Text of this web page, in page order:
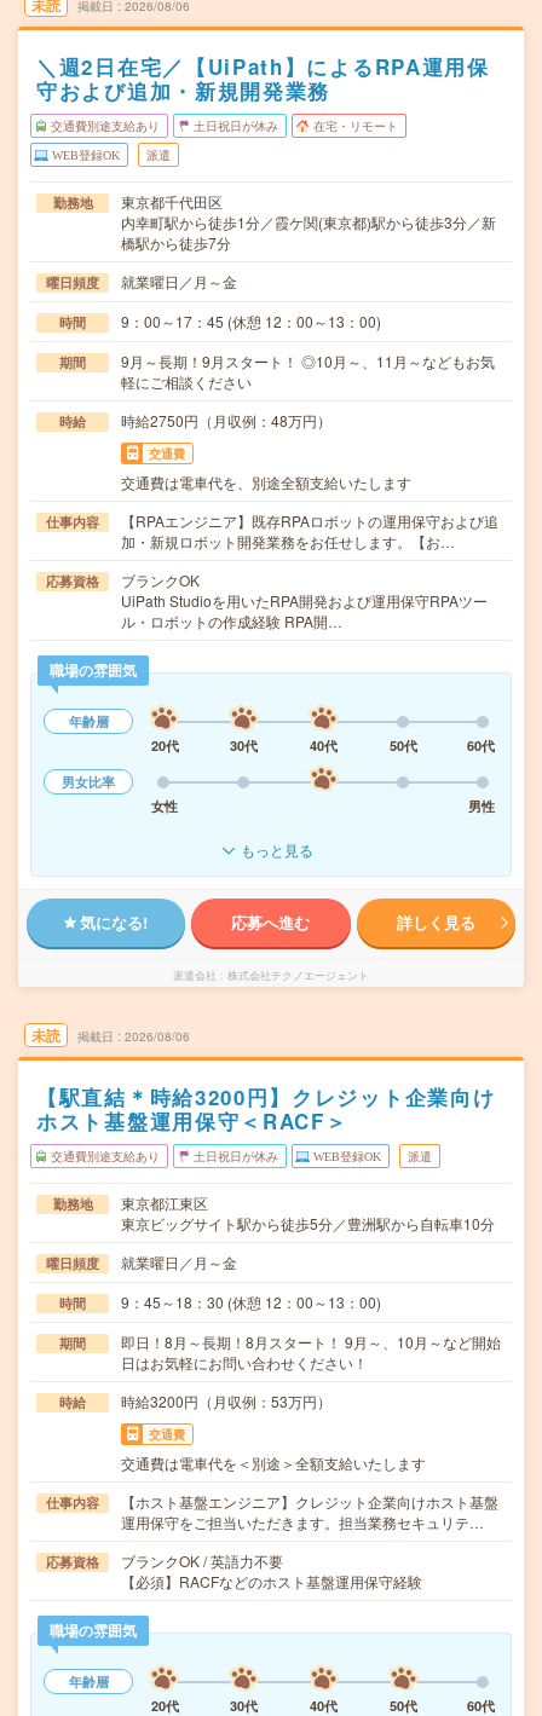
未読 掲載日 2026/08/06
＼週2日在宅／【UiPath】によるRPA運用保
守および追加・新規開発業務
交通費別途支給あり 土日祝日が休み 在宅・リモート
WEB登録OK 派遣
勤務地
東京都千代田区
内幸町駅から徒歩1分／霞ケ関(東京都)駅から徒歩3分／新
橋駅から徒歩7分
曜日頻度 就業曜日／月～金
時間 9：00～17：45 (休憩 12：00～13：00)
期間
9月～長期！9月スタート！ ◎10月～、11月～などもお気
軽にご相談ください
時給 時給2750円（月収例：48万円）
交通費
交通費は電車代を、別途全額支給いたします
仕事内容
【RPAエンジニア】既存RPAロボットの運用保守および追
加・新規ロボット開発業務をお任せします。【お…
応募資格
ブランクOK
UiPath Studioを用いたRPA開発および運用保守RPAツー
ル・ロボットの作成経験 RPA開…
職場の雰囲気
年齢層
20代
30代 40代 50代
60代
男女比率
女性
男性
もっと見る
気になる! 応募へ進む 詳しく見る
派遣会社 株式会社テクノエージェント
未読 掲載日 2026/08/06
【駅直結＊時給3200円】クレジット企業向け
ホスト基盤運用保守＜RACF＞
交通費別途支給あり 土日祝日が休み WEB登録OK 派遣
勤務地
東京都江東区
東京ビッグサイト駅から徒歩5分／豊洲駅から自転車10分
曜日頻度 就業曜日／月～金
時間 9：45～18：30 (休憩 12：00～13：00)
期間
即日！8月～長期！8月スタート！ 9月～、10月～など開始
日はお気軽にお問い合わせください！
時給 時給3200円（月収例：53万円）
交通費
交通費は電車代を＜別途＞全額支給いたします
仕事内容
【ホスト基盤エンジニア】クレジット企業向けホスト基盤
運用保守をご担当いただきます。担当業務セキュリテ…
応募資格
ブランクOK / 英語力不要
【必須】RACFなどのホスト基盤運用保守経験
職場の雰囲気
年齢層
20代
30代 40代 50代
60代